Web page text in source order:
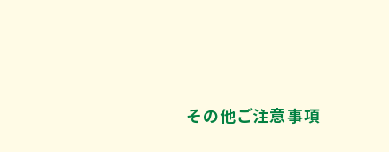
その他ご注意事項